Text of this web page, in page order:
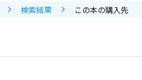
検索結果 この本の購入先